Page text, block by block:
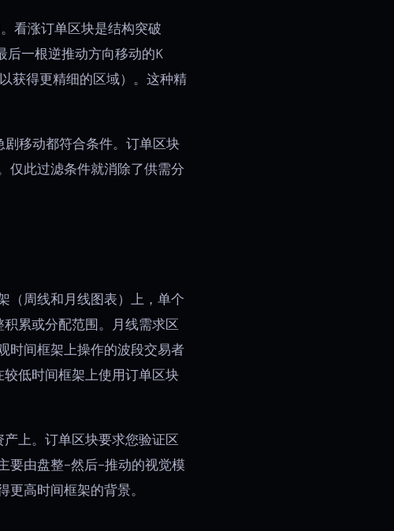
看涨订单区块是结构突破
后一根逆推动方向移动的K
获得更精细的区域）。这种精
移动都符合条件。订单区块
仅此过滤条件就消除了供需分
（周线和月线图表）上，单个
累或分配范围。月线需求区
时间框架上操作的波段交易者
低时间框架上使用订单区块
上。订单区块要求您验证区
要由盘整-然后-推动的视觉模
高时间框架的背景。